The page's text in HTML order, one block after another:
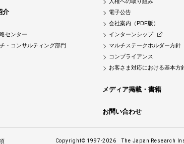
介
センター
・コンサルティング部門
電子公告
会社案内（PDF版）
インターンシップ
マルチステークホルダー方針
コンプライアンス
お客さま対応における基本方
メディア掲載・書籍
お問い合わせ
Copyright© 1997-2026 The Japan Research